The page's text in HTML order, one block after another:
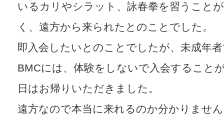
いるカリやシラット、詠春拳を習うこと
く、遠方から来られたとのことでした。
即入会したいとのことでしたが、未成年
BMCには、体験をしないで入会すること
日はお帰りいただきました。
遠方なので本当に来れるのか分かりませ